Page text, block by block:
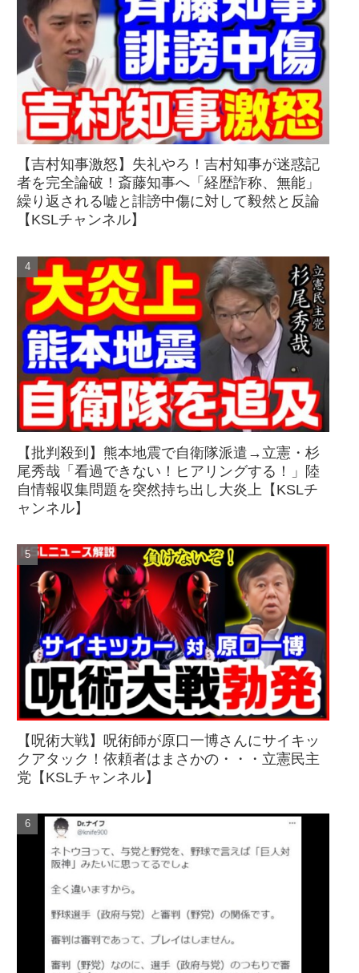
【吉村知事激怒】失礼やろ！吉村知事が迷惑記
者を完全論破！斎藤知事へ「経歴詐称、無能」
繰り返される嘘と誹謗中傷に対して毅然と反論
【KSLチャンネル】
【批判殺到】熊本地震で自衛隊派遣→立憲・杉
尾秀哉「看過できない！ヒアリングする！」陸
自情報収集問題を突然持ち出し大炎上【KSLチ
ャンネル】
【呪術大戦】呪術師が原口一博さんにサイキッ
クアタック！依頼者はまさかの・・・立憲民主
党【KSLチャンネル】